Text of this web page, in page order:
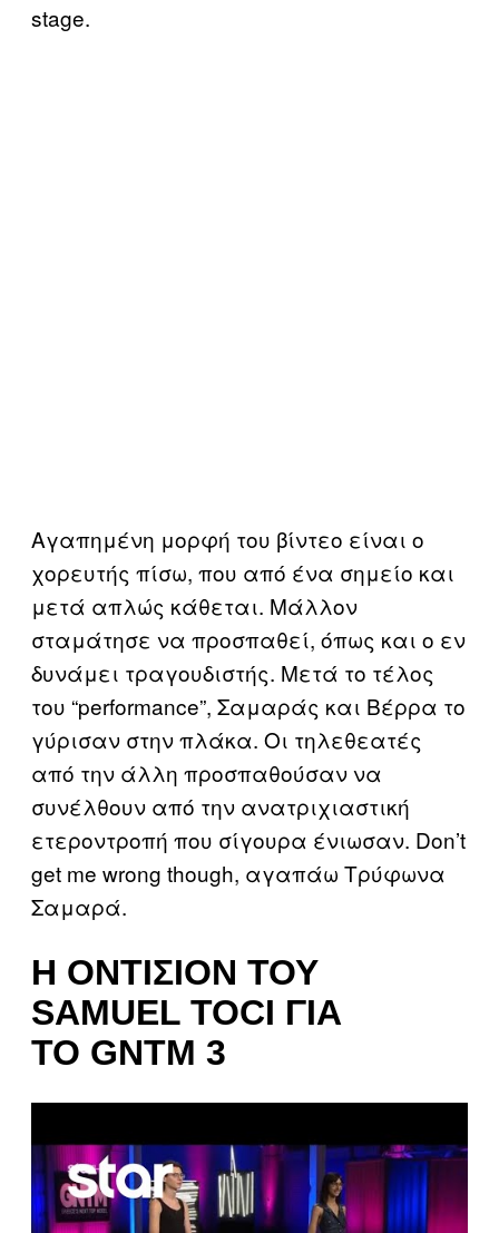
stage.
Αγαπημένη μορφή του βίντεο είναι ο
χορευτής πίσω, που από ένα σημείο και
μετά απλώς κάθεται. Μάλλον
σταμάτησε να προσπαθεί, όπως και ο εν
δυνάμει τραγουδιστής. Μετά το τέλος
του “performance”, Σαμαράς και Βέρρα το
γύρισαν στην πλάκα. Oι τηλεθεατές
από την άλλη προσπαθούσαν να
συνέλθουν από την ανατριχιαστική
ετεροντροπή που σίγουρα ένιωσαν. Don’t
get me wrong though, αγαπάω Τρύφωνα
Σαμαρά.
Η ΟΝΤΙΣΙΌΝ ΤΟΥ
SAMUEL TOCI ΓΙΑ
ΤΟ GNTM 3
a
v
d
e